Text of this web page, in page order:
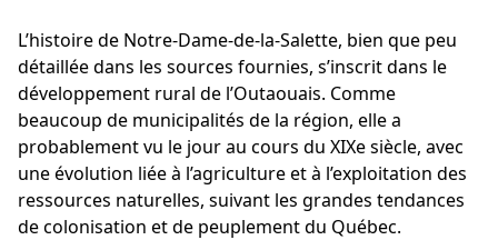
L’histoire de Notre-Dame-de-la-Salette, bien que peu
détaillée dans les sources fournies, s’inscrit dans le
développement rural de l’Outaouais. Comme
beaucoup de municipalités de la région, elle a
probablement vu le jour au cours du XIXe siècle, avec
une évolution liée à l’agriculture et à l’exploitation des
ressources naturelles, suivant les grandes tendances
de colonisation et de peuplement du Québec.